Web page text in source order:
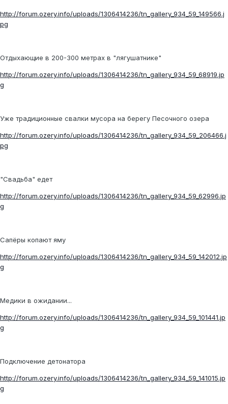
http://forum.ozery.info/uploads/1306414236/tn_gallery_934_59_149566.j
pg
Отдыхающие в 200-300 метрах в "лягушатнике"
http://forum.ozery.info/uploads/1306414236/tn_gallery_934_59_68919.jp
g
Уже традиционные свалки мусора на берегу Песочного озера
http://forum.ozery.info/uploads/1306414236/tn_gallery_934_59_206466.j
pg
"Свадьба" едет
http://forum.ozery.info/uploads/1306414236/tn_gallery_934_59_62996.jp
g
Сапёры копают яму
http://forum.ozery.info/uploads/1306414236/tn_gallery_934_59_142012.jp
g
Медики в ожидании...
http://forum.ozery.info/uploads/1306414236/tn_gallery_934_59_101441.jp
g
Подключение детонатора
http://forum.ozery.info/uploads/1306414236/tn_gallery_934_59_141015.jp
g